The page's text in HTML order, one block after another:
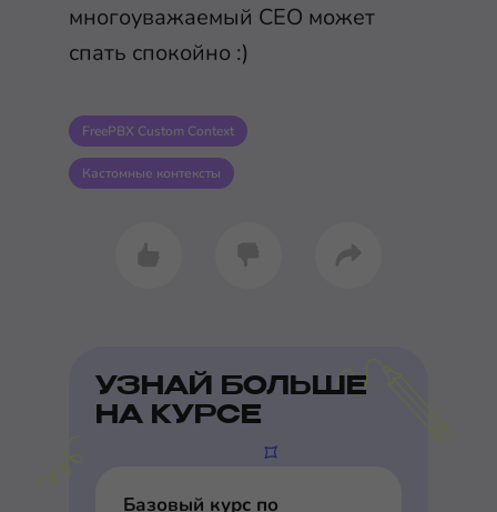
многоуважаемый CEO может
спать спокойно :)
FreePBX Custom Context
Кастомные контексты
УЗНАЙ БОЛЬШЕ
НА КУРСЕ
Базовый курс по